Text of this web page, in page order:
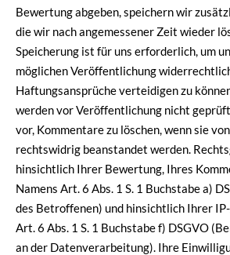
Bewertung abgeben, speichern wir
die wir nach angemessener Zeit wieder
Speicherung ist für uns erforderlich, um
möglichen Veröffentlichung
Haftungsansprüche verteidigen zu
werden vor Veröffentlichung nicht
vor, Kommentare zu löschen, wenn sie
rechtswidrig beanstandet werden.
hinsichtlich Ihrer Bewertung, Ihres
Namens Art. 6 Abs. 1 S. 1 Buchstabe a)
des Betroffenen) und hinsichtlich Ihrer
Art. 6 Abs. 1 S. 1 Buchstabe f) DSGVO
an der Datenverarbeitung). Ihre